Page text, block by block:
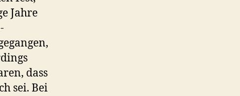
Jahre
dass
sei. Bei